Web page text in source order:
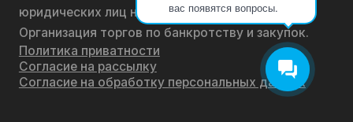
вас появятся вопросы.
юридических лиц на онлайн-аукционах.
Организация торгов по банкротству и закупок.
Политика приватности
Согласие на рассылку
Согласие на обработку персональных данных